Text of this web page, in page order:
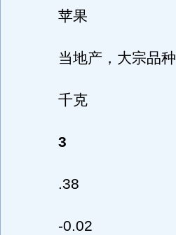
苹果
当地产，大宗品种
千克
3
.38
-0.02